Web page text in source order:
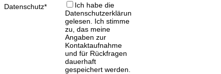
Datenschutz*
Ich habe die
Datenschutzerklärung
gelesen. Ich stimme
zu, das meine
Angaben zur
Kontaktaufnahme
und für Rückfragen
dauerhaft
gespeichert werden.